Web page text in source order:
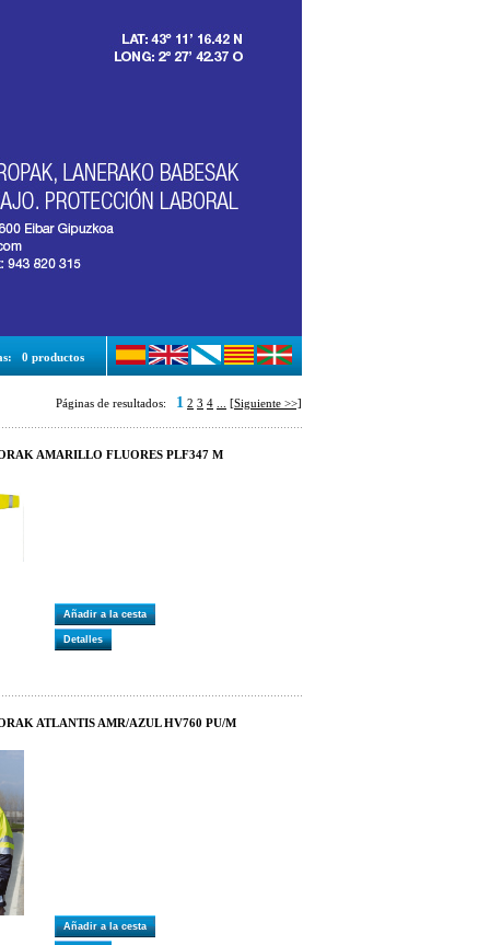
0 productos
Páginas de resultados: 1 2 3 4 [Siguiente >>]
AMARILLO FLUORES PLF347 M
Añadir a la cesta
Detalles
ATLANTIS AMR/AZUL HV760 PU/M
Añadir a la cesta